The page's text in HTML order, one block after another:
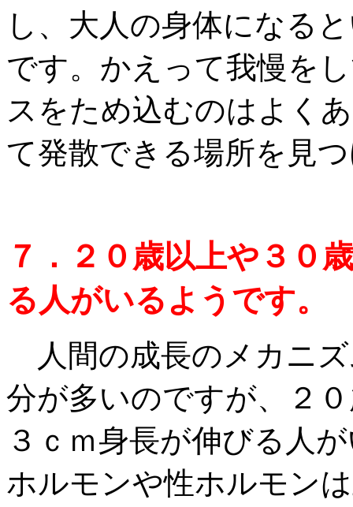
し、大人の身体になる
です。かえって我慢を
スをため込むのはよく
て発散できる場所を見
７．２０歳以上や３０
る人がいるようです。
人間の成長のメカニ
分が多いのですが、２
３ｃｍ身長が伸びる人
ホルモンや性ホルモン